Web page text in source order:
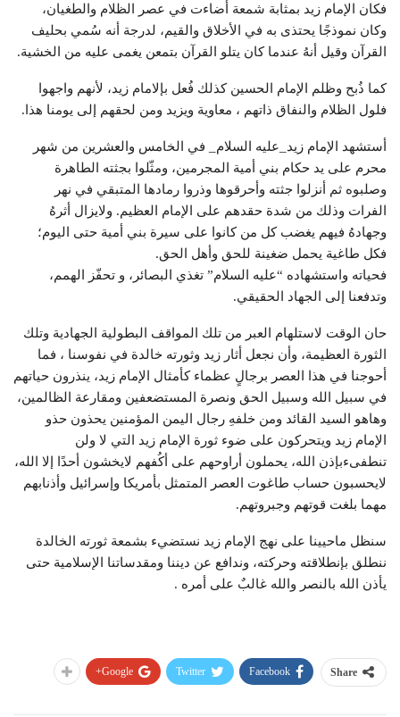
فكان الإمام زيد بمثابة شمعة أضاءت في عصر الظلام والطغيان،
وكان نموذجًا يحتذى به في الأخلاق والقيم، لدرجة أنه سُمي بحليف
القرآن وقيل أنهُ عندما كان يتلو القرآن بتمعن يغمى عليه من الخشية.
كما ذُبح وظلم الإمام الحسين كذلك فُعل بإلامام زيد، لأنهم واجهوا
فلول الظلام والنفاق ذاتهم ، معاوية ويزيد ومن لحقهم إلى يومنا هذا.
أستشهد الإمام زيد_عليه السلام_ في الخامس والعشرين من شهر
محرم على يد حكام بني أمية المجرمين، ومثّلوا بجثته الطاهرة
وصلبوه ثم أنزلوا جثته وأحرقوها وذروا رمادها المتبقي في نهر
الفرات وذلك من شدة حقدهم على الإمام العظيم. ولايزال أثرهُ
وجهادهُ فيهم يغضب كل من كانوا على سيرة بني أمية حتى اليوم؛
فكل طاغية يحمل ضغينة للحق وأهل الحق.
فحياته واستشهاده “عليه السلام” تغذي البصائر، و تحفّز الهمم،
وتدفعنا إلى الجهاد الحقيقي.
حان الوقت لاستلهام العبر من تلك المواقف البطولية الجهادية وتلك
الثورة العظيمة، وأن نجعل أثار زيد وثورته خالدة في نفوسنا ، فما
أحوجنا في هذا العصر برجالٍ عظماء كأمثال الإمام زيد، ينذرون حياتهم
في سبيل الله وسبيل الحق ونصرة المستضعفين ومقارعة الظالمين،
وهاهو السيد القائد ومن خلفهِ رجال اليمن المؤمنين يحذون حذو
الإمام زيد ويتحركون على ضوء ثورة الإمام زيد التي لا ولن
تنطفىءبإذن الله، يحملون أراوحهم على أكُفهم لايخشون أحدًا إلا الله،
لايحسبون حساب طاغوت العصر المتمثل بأمريكا وإسرائيل وأذنابهم
مهما بلغت قوتهم وجبروتهم.
سنظل ماحيينا على نهج الإمام زيد نستضيء بشمعة ثورته الخالدة
ننطلق بإنطلاقته وحركته، وندافع عن ديننا ومقدساتنا الإسلامية حتى
يأذن الله بالنصر والله غالبٌ على أمره .
Share
Facebook
Twitter
Google+